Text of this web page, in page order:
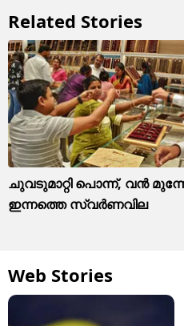
Related Stories
ചുവടുമാറ്റി പൊന്ന്, വന്‍
ഇന്നത്തെ സ്വര്‍ണവില
Web Stories